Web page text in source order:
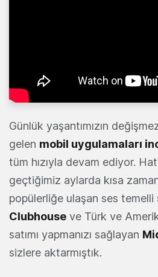
Günlük yaşantımızın
gelen mobil uygulamaları
tüm hızıyla devam ediyor.
geçtiğimiz aylarda kısa
popülerliğe ulaşan ses temelli
Clubhouse ve Türk ve
satımı yapmanızı sağlayan
sizlere aktarmıştık.